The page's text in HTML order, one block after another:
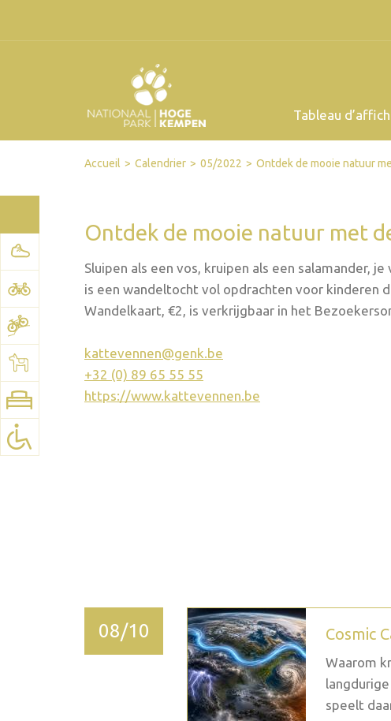
Tableau
Facebook
TwitterSend by email
Printer-friendly version
Accueil Calendrier 05/2022 Ontdek de mooie natuur
Ontdek de mooie natuur met
Voir la carte:
Google Maps
Sluipen als een vos, kruipen als een salamander,
is een wandeltocht vol opdrachten voor kinderen
Wandelkaart, €2, is verkrijgbaar in het
kattevennen@genk.be
+32 (0) 89 65 55 55
https://www.kattevennen.be
08/10 Cosmic
Waarom
speelt